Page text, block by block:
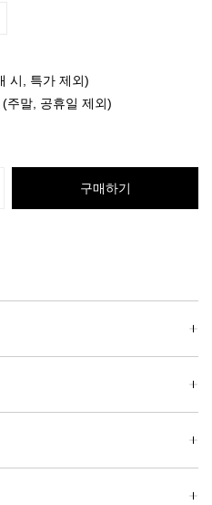
시, 특가 제외)
주말, 공휴일 제외)
구매하기